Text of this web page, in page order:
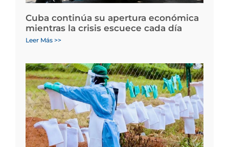
Cuba continúa su apertura económica
mientras la crisis escuece cada día
Leer Más >>